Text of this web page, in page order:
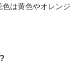
は黄色やオレンジ